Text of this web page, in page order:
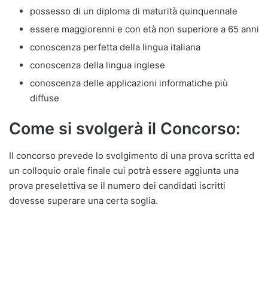
possesso di un diploma di maturità quinquennale
essere maggiorenni e con età non superiore a 65 anni
conoscenza perfetta della lingua italiana
conoscenza della lingua inglese
conoscenza delle applicazioni informatiche più
diffuse
Come si svolgerà il Concorso:
Il concorso prevede lo svolgimento di una prova scritta ed
un colloquio orale finale cui potrà essere aggiunta una
prova preselettiva se il numero dei candidati iscritti
dovesse superare una certa soglia.